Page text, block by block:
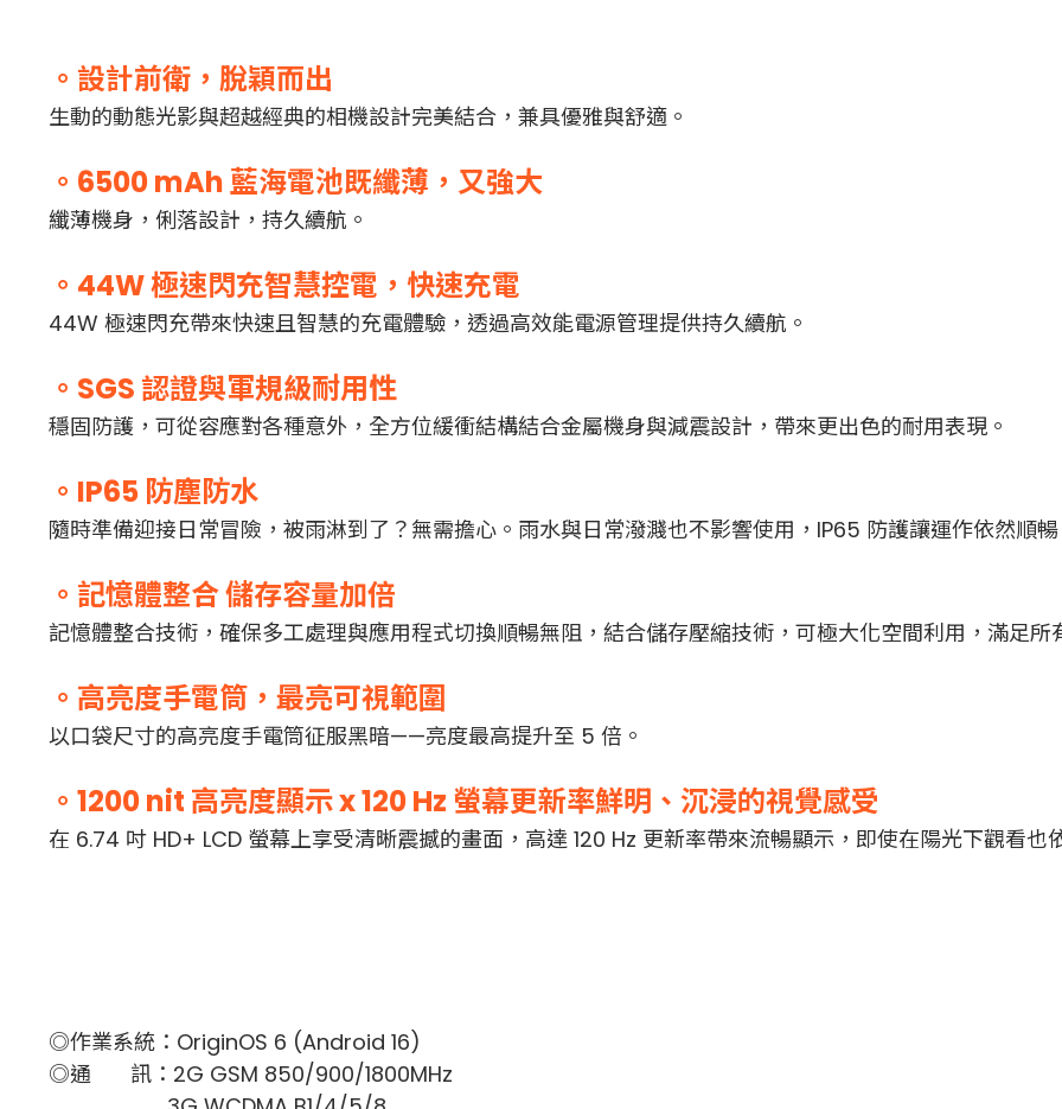
。設計前衛，脫穎而出
生動的動態光影與超越經典的相機設計完美結合，兼具優雅與舒適。
。6500 mAh 藍海電池既纖薄，又強大
纖薄機身，俐落設計，持久續航。
。44W 極速閃充智慧控電，快速充電
44W 極速閃充帶來快速且智慧的充電體驗，透過高效能電源管理提供持久續航。
。SGS 認證與軍規級耐用性
穩固防護，可從容應對各種意外，全方位緩衝結構結合金屬機身與減震設計，帶來更出色的耐用表現。
。IP65 防塵防水
隨時準備迎接日常冒險，被雨淋到了？無需擔心。雨水與日常潑濺也不影響使用，IP65 防護讓運作依然順暢
。記憶體整合 儲存容量加倍
記憶體整合技術，確保多工處理與應用程式切換順暢無阻，結合儲存壓縮技術，可極大化空間利用，滿足所
。高亮度手電筒，最亮可視範圍
以口袋尺寸的高亮度手電筒征服黑暗——亮度最高提升至 5 倍。
。1200 nit 高亮度顯示 x 120 Hz 螢幕更新率鮮明、沉浸的視覺感受
在 6.74 吋 HD+ LCD 螢幕上享受清晰震撼的畫面，高達 120 Hz 更新率帶來流暢顯示，即使在陽光下觀看也
◎作業系統：OriginOS 6 (Android 16)
◎通 訊：2G GSM 850/900/1800MHz